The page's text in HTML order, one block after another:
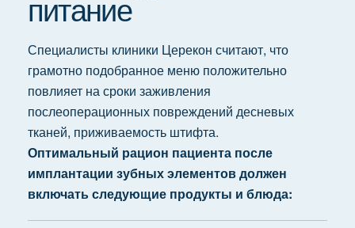
Специалисты клиники Церекон считают, что
грамотно подобранное меню положительно
повлияет на сроки заживления
послеоперационных повреждений десневых
тканей, приживаемость штифта.
Оптимальный рацион пациента после
имплантации зубных элементов должен
включать следующие продукты и блюда: